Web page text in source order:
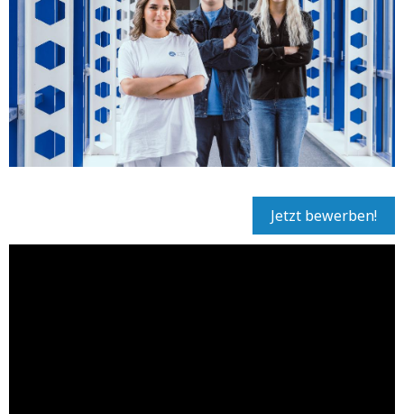
Jetzt bewerben!